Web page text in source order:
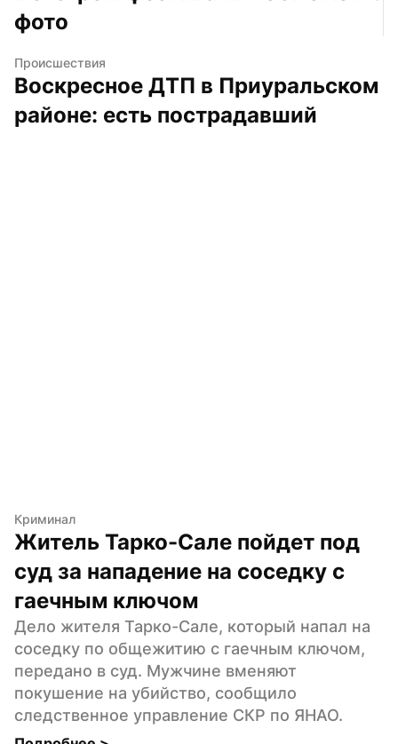
фото
Происшествия
Воскресное ДТП в Приуральском
районе: есть пострадавший
Криминал
Житель Тарко-Сале пойдет под
суд за нападение на соседку с
гаечным ключом
Дело жителя Тарко-Сале, который напал на
соседку по общежитию с гаечным ключом,
передано в суд. Мужчине вменяют
покушение на убийство, сообщило
следственное управление СКР по ЯНАО.